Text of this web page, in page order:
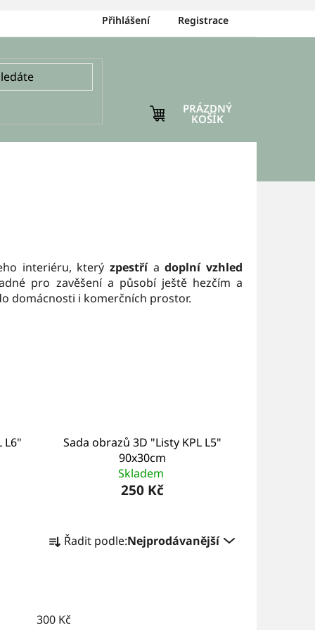
Přihlášení Registrace
NÁKUPNÍ
PRÁZDNÝ
KOŠÍK
interiéru, kterýzpestříadoplní vzhled
pro zavěšení a působí ještě hezčím a
domácnosti i komerčních prostor.
L6"
Sada obrazů 3D "Listy KPL L5"
90x30cm
Skladem
250 Kč
Ř
a
Řadit podle:Nejprodávanější
300 Kč